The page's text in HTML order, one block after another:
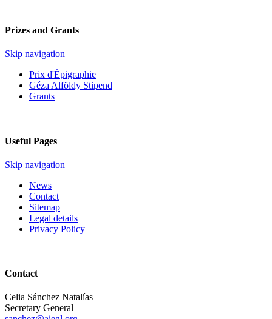
Prizes and Grants
Skip navigation
Prix d'Épigraphie
Géza Alföldy Stipend
Grants
Useful Pages
Skip navigation
News
Contact
Sitemap
Legal details
Privacy Policy
Contact
Celia Sánchez Natalías
Secretary General